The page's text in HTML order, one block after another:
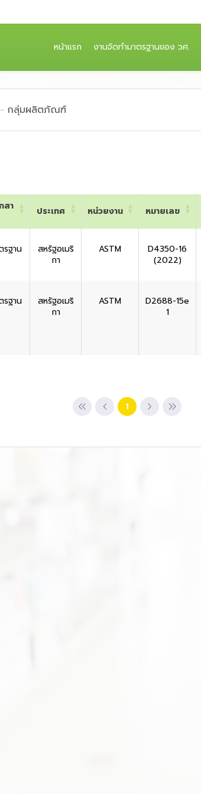
หน้าแรก (CURRENT)
งานจัดทำมาตรฐานของ วศ.
กลุ่มผลิตภัณฑ์
สา
ประเทศ หน่วยงาน หมายเลข
รฐาน
สหรัฐอเมริ
กา
ASTM
D4350-16
(2022)
รฐาน
สหรัฐอเมริ
กา
ASTM
D2688-15e
1
1